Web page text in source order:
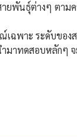
ยพันธ์ุต่างๆ ตาม
ฉพาะ ระดับของ
มาทดสอบหลักๆ